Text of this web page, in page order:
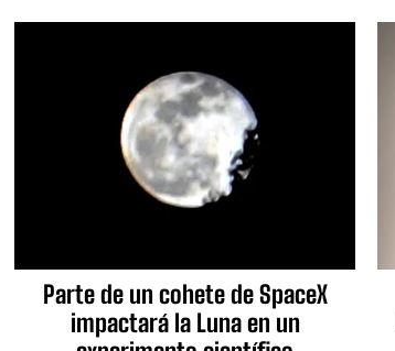
Parte de un cohete de SpaceX
impactará la Luna en un